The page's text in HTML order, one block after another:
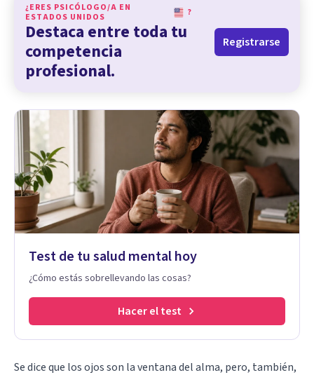
¿ERES PSICÓLOGO/A EN
ESTADOS UNIDOS
?
Destaca entre toda tu
competencia
profesional.
Registrarse
Test de tu salud mental hoy
¿Cómo estás sobrellevando las cosas?
Hacer el test
Se dice que los ojos son la ventana del alma, pero, también,